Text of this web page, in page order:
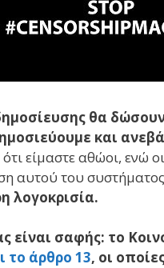
θα
και
είμαστε αθώοι, ενώ
αυτού του
λογοκρισία.
είναι σαφής: το
το άρθρο 13, οι